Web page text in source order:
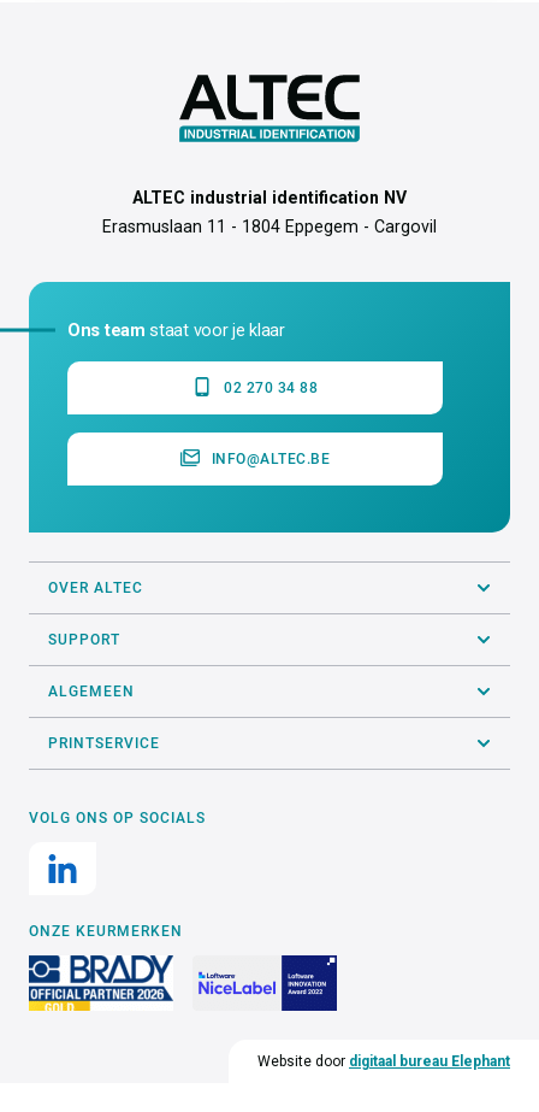
ALTEC industrial identification NV
Erasmuslaan 11 - 1804 Eppegem - Cargovil
Ons team staat voor je klaar
02 270 34 88
INFO@ALTEC.BE
OVER ALTEC
SUPPORT
ALGEMEEN
PRINTSERVICE
VOLG ONS OP SOCIALS
ONZE KEURMERKEN
Website door digitaal bureau Elephant